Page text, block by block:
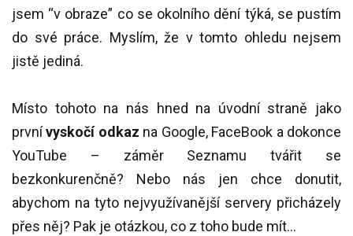
jsem “v obraze” co se okolního dění týká, se pustím
do své práce. Myslím, že v tomto ohledu nejsem
jistě jediná.
Místo tohoto na nás hned na úvodní straně jako
prvnívyskočí odkaz na Google, FaceBook a dokonce
YouTube – záměr Seznamu tvářit se
bezkonkurenčně? Nebo nás jen chce donutit,
abychom na tyto nejvyužívanější servery přicházely
přes něj? Pak je otázkou, co z toho bude mít…